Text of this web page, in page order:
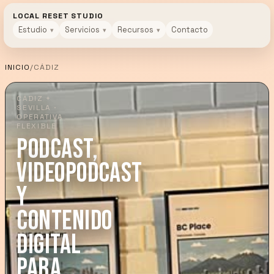
LOCAL RESET STUDIO
Estudio Servicios Recursos Contacto
INICIO/CÁDIZ
CÁDIZ +
SEVILLA ·
OPERATIVA
FLEXIBLE
PODCAST,
VIDEOPODCAST
Y
CONTENIDO
DIGITAL